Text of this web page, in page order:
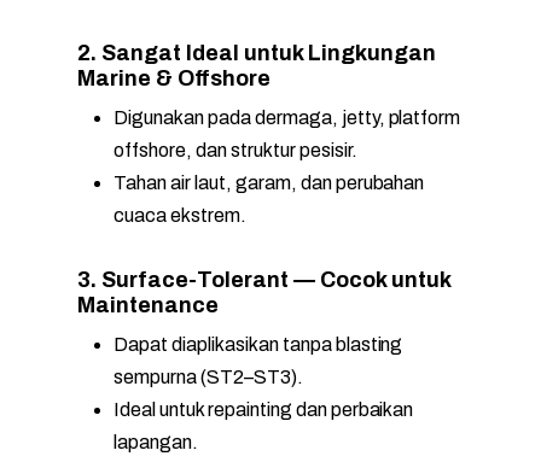
2. Sangat Ideal untuk Lingkungan
Marine & Offshore
Digunakan pada dermaga, jetty, platform
offshore, dan struktur pesisir.
Tahan air laut, garam, dan perubahan
cuaca ekstrem.
3. Surface-Tolerant — Cocok untuk
Maintenance
Dapat diaplikasikan tanpa blasting
sempurna (ST2–ST3).
Ideal untuk repainting dan perbaikan
lapangan.